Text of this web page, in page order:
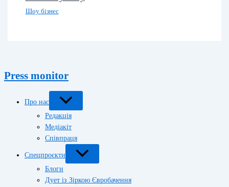
Шоу бізнес
Press monitor
Про нас
Редакція
Медіакіт
Співпраця
Спецпроєкти
Блоги
Дует із Зіркою Євробачення